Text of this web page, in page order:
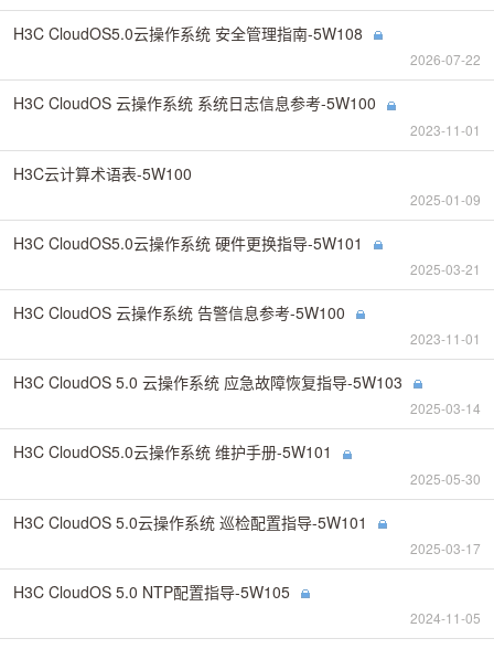
H3C CloudOS5.0云操作系统 安全管理指南-5W108
2026-07-22
H3C CloudOS 云操作系统 系统日志信息参考-5W100
2023-11-01
H3C云计算术语表-5W100
2025-01-09
H3C CloudOS5.0云操作系统 硬件更换指导-5W101
2025-03-21
H3C CloudOS 云操作系统 告警信息参考-5W100
2023-11-01
H3C CloudOS 5.0 云操作系统 应急故障恢复指导-5W103
2025-03-14
H3C CloudOS5.0云操作系统 维护手册-5W101
2025-05-30
H3C CloudOS 5.0云操作系统 巡检配置指导-5W101
2025-03-17
H3C CloudOS 5.0 NTP配置指导-5W105
2024-11-05